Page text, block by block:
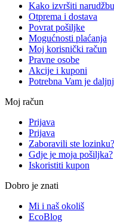
Kako izvršiti narudžbu
Otprema i dostava
Povrat pošiljke
Mogućnosti plaćanja
Moj korisnički račun
Pravne osobe
Akcije i kuponi
Potrebna Vam je
Moj račun
Prijava
Prijava
Zaboravili ste lozinku?
Gdje je moja pošiljka?
Iskoristiti kupon
Dobro je znati
Mi i naš okoliš
EcoBlog